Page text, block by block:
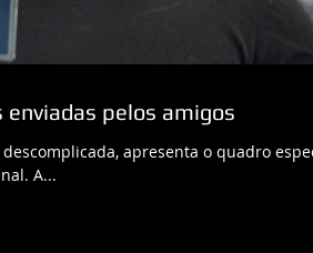
pelos amigos
apresenta o quadro
A...